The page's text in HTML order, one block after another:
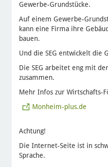
Gewerbe-Grundstücke.
Auf einem Gewerbe-
kann eine Firma ihre
bauen.
Und die SEG entwickelt die
Die SEG arbeitet eng mit
zusammen.
Mehr Infos zur Wirtschafts-
Monheim-plus.de
Achtung!
Die Internet-Seite ist in
Sprache.